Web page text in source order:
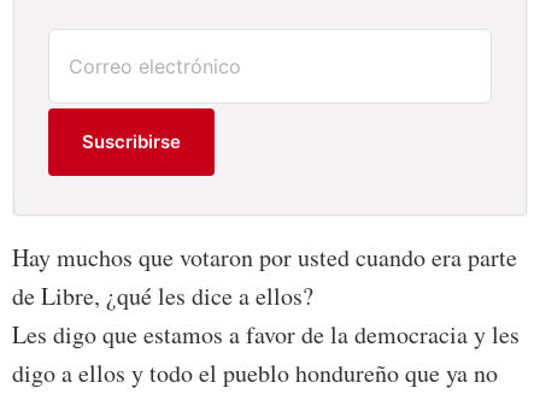
Suscribirse
Hay muchos que votaron por usted cuando era parte
de Libre, ¿qué les dice a ellos?
Les digo que estamos a favor de la democracia y les
digo a ellos y todo el pueblo hondureño que ya no